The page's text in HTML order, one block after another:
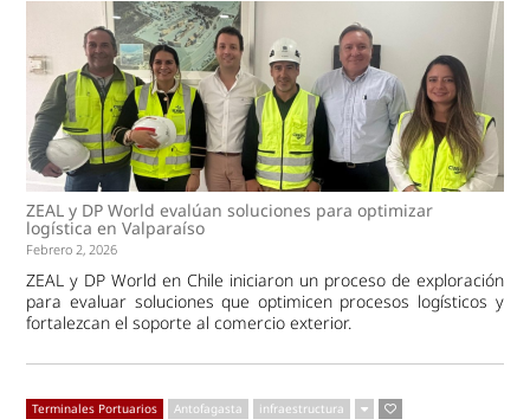
ZEAL y DP World evalúan soluciones para optimizar
logística en Valparaíso
Febrero 2, 2026
ZEAL y DP World en Chile iniciaron un proceso de exploración
para evaluar soluciones que optimicen procesos logísticos y
fortalezcan el soporte al comercio exterior.
Terminales Portuarios Antofagasta infraestructura